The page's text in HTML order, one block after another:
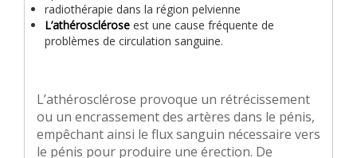
radiothérapie dans la région pelvienne
L’athérosclérose est une cause fréquente de
problèmes de circulation sanguine.
L’athérosclérose provoque un rétrécissement
ou un encrassement des artères dans le pénis,
empêchant ainsi le flux sanguin nécessaire vers
le pénis pour produire une érection. De